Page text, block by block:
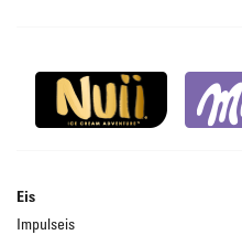
Eis
Impulseis